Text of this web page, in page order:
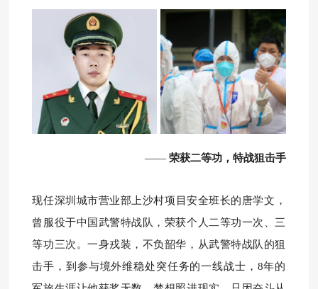
—— 荣获二等功，特战狙击手
现任深圳城市营业部上沙村项目安全班长的唐学文，
曾服役于中国武警特战队，荣获个人二等功一次、三
等功三次。一身戎装，不负韶华，从武警特战队的狙
击手，到参与境外维稳处突任务的一线战士，8年的